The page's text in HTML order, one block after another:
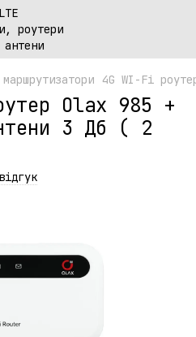
4G WI-Fi
Olax 985 +
3 Дб ( 2